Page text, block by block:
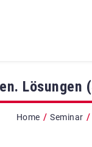
Lösungen
Home / Seminar /